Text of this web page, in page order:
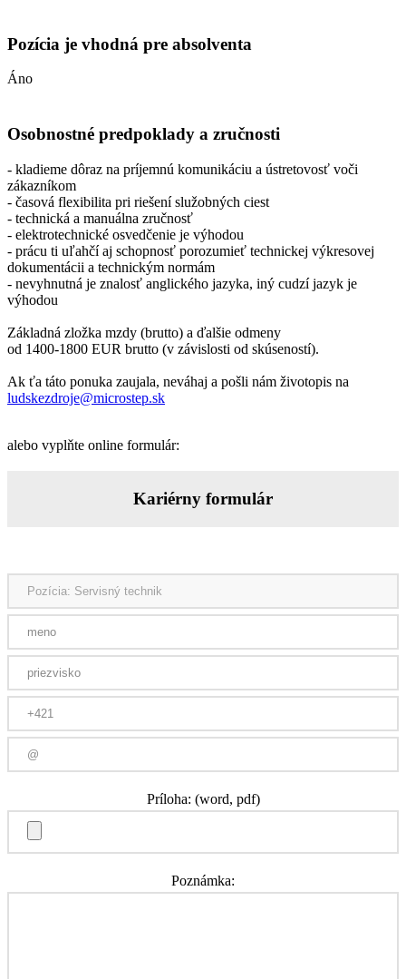
Pozícia je vhodná pre absolventa
Áno
Osobnostné predpoklady a zručnosti
- kladieme dôraz na príjemnú komunikáciu a ústretovosť voči
zákazníkom
- časová flexibilita pri riešení služobných ciest
- technická a manuálna zručnosť
- elektrotechnické osvedčenie je výhodou
- prácu ti uľahčí aj schopnosť porozumieť technickej výkresovej
dokumentácii a technickým normám
- nevyhnutná je znalosť anglického jazyka, iný cudzí jazyk je
výhodou
Základná zložka mzdy (brutto) a ďalšie odmeny
od 1400-1800 EUR brutto (v závislosti od skúseností).
Ak ťa táto ponuka zaujala, neváhaj a pošli nám životopis na
ludskezdroje@microstep.sk
alebo vyplňte online formulár:
Kariérny formulár
Príloha: (word, pdf)
Poznámka: